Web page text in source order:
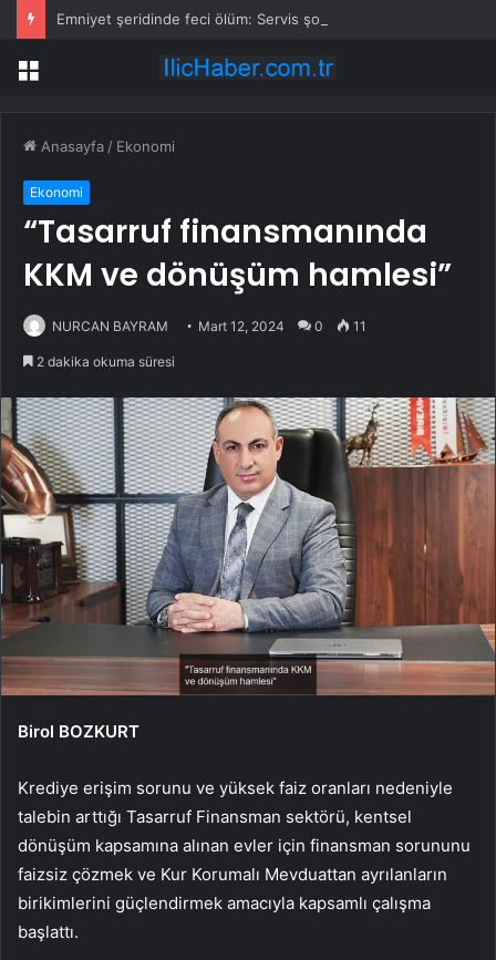
Menü
Anasayfa / Ekonomi
Ekonomi
“Tasarruf finansmanında
KKM ve dönüşüm hamlesi”
NURCAN BAYRAM Mart 12, 2024 0 11
2 dakika okuma süresi
Birol BOZKURT
Krediye erişim sorunu ve yüksek faiz oranları nedeniyle
talebin arttığı Tasarruf Finansman sektörü, kentsel
dönüşüm kapsamına alınan evler için finansman sorununu
faizsiz çözmek ve Kur Korumalı Mevduattan ayrılanların
birikimlerini güçlendirmek amacıyla kapsamlı çalışma
başlattı.